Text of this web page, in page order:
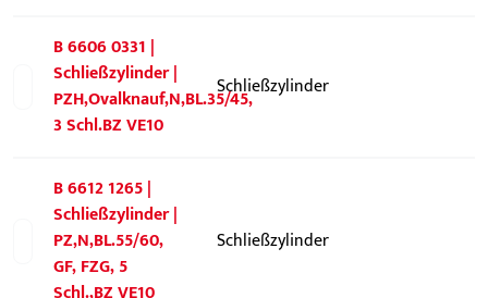
B 6606 0331 |
Schließzylinder |
PZH,Ovalknauf,N,BL.35/45,
3 Schl.BZ VE10
Schließzylinder
B 6612 1265 |
Schließzylinder |
PZ,N,BL.55/60,
GF, FZG, 5
Schließzylinder